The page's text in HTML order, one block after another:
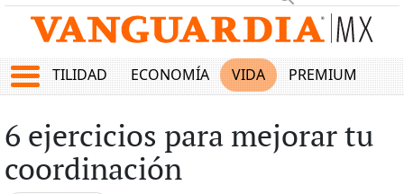
UTILIDAD ECONOMÍA VIDA PREMIUM
6 ejercicios para mejorar tu
coordinación